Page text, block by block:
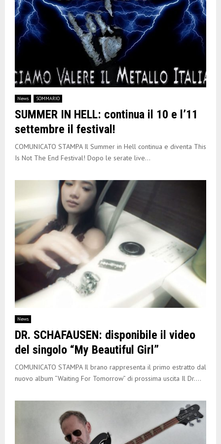
News SOMMARIO
SUMMER IN HELL: continua il 10 e l’11
settembre il festival!
COMUNICATO STAMPA Il Summer in Hell continua e diventa This
Is Not The End Festival! Dopo le serate live...
News
DR. SCHAFAUSEN: disponibile il video
del singolo “My Beautiful Girl”
COMUNICATO STAMPA Il brano rappresenta il primo estratto dal
nuovo album “Waiting For Tomorrow” di prossima uscita Il Dr....